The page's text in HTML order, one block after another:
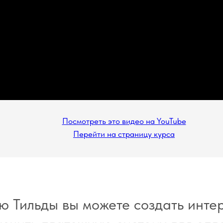
Посмотреть это видео на YouTube
Перейти на страницу курса
Тильды вы можете создать